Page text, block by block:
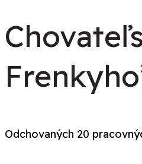
Odchovaných 20